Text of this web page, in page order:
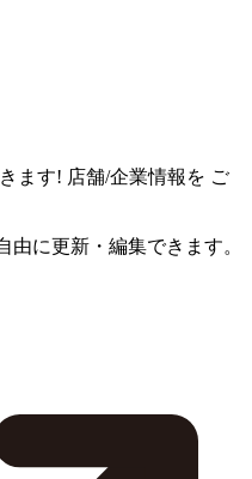
ます! 店舗/企業情報を ご
に更新・編集できます。